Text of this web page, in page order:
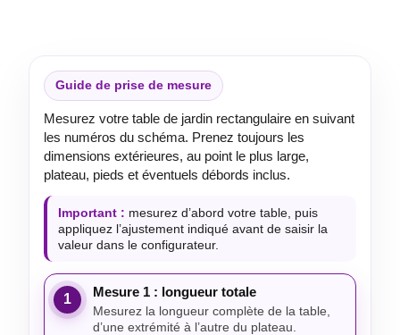
Guide de prise de mesure
Mesurez votre table de jardin rectangulaire en suivant
les numéros du schéma. Prenez toujours les
dimensions extérieures, au point le plus large,
plateau, pieds et éventuels débords inclus.
Important : mesurez d’abord votre table, puis
appliquez l’ajustement indiqué avant de saisir la
valeur dans le configurateur.
1 Mesure 1 : longueur totale
Mesurez la longueur complète de la table,
d’une extrémité à l’autre du plateau.